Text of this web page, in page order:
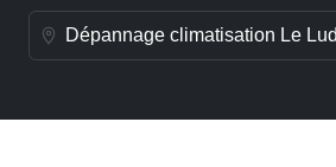
Dépannage climatisation Le